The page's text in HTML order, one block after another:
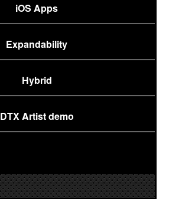
iOS Apps
Expandability
Hybrid
DTX Artist demo